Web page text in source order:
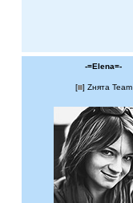
-=Elena=-
[ ] Zнята Team